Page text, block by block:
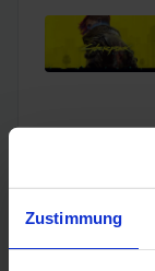
Zustimmung